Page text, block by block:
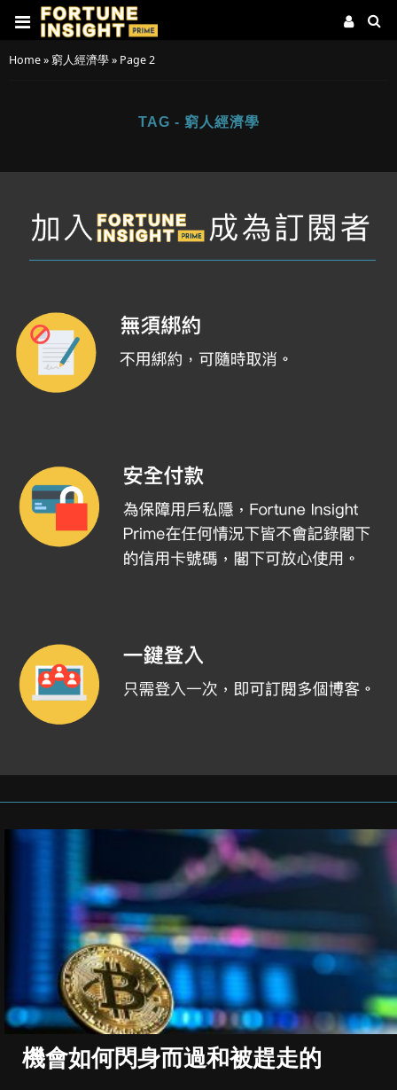
Home»窮人經濟學» Page 2
TAG - 窮人經濟學
機會如何閃身而過和被趕走的